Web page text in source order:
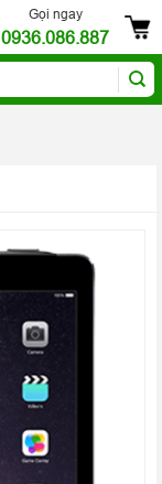
Gọi ngay
0936.086.887